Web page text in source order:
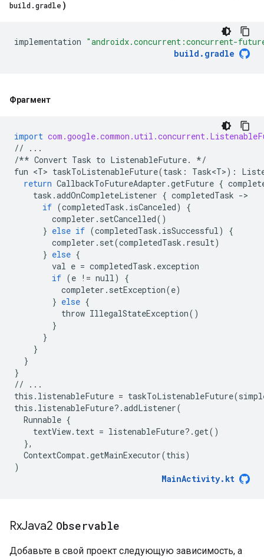
build.gradle )
implementation "androidx.concurrent:concurrent-
build . gradle
Фрагмент
import
//
...
/** Convert Task to ListenableFuture.
*/
fun <T> taskToListenableFuture(task : Task<T>):
return CallbackToFutureAdapter .getFuture {
task .addOnCompleteListener { completedTask ->
if (completedTask . isCanceled)
{
completer . setCancelled()
} else if (completedTask . isSuccessful)
{
completer . set(completedTask . result)
} else {
val e = completedTask . exception
if (e != null)
{
completer . setException(e)
} else {
throw IllegalStateException()
}
}
}
}
}
//
...
this . listenableFuture = taskToListenableFuture(
this . listenableFuture? .addListener(
Runnable {
textView. text = listenableFuture? .get()
},
ContextCompat.getMainExecutor(this)
)
MainActivity. kt
RxJava2 Observable
Добавьте в свой проект следующую зависимость, а